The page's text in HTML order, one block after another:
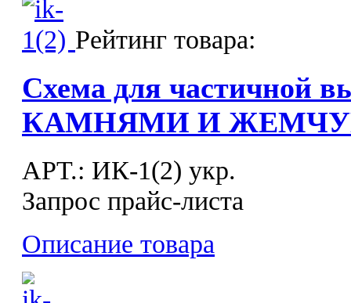
Рейтинг товара:
Схема для частичной
КАМНЯМИ И
APT.: ИК-1(2) укр.
Запрос прайс-листа
Описание товара